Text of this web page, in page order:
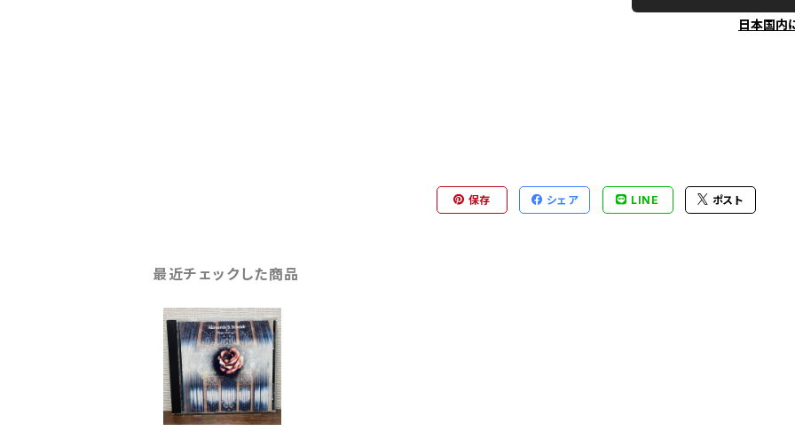
日本国内
保存 シェア LINE ポスト
最近チェックした商品